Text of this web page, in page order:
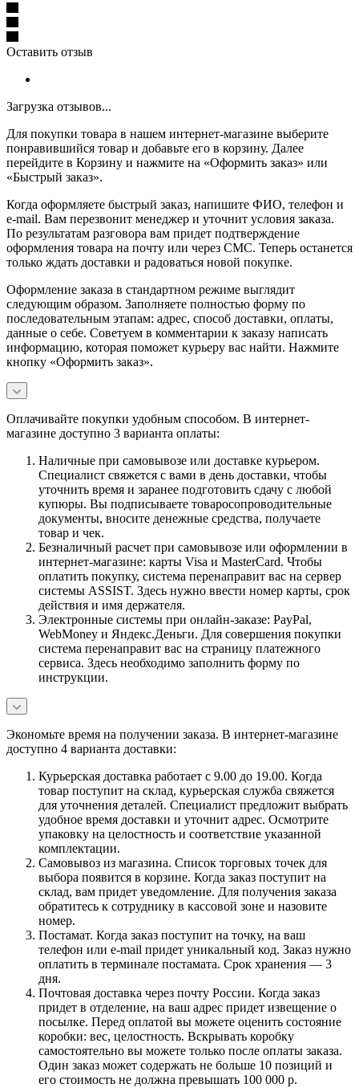
Оставить отзыв
Загрузка отзывов...
Для покупки товара в нашем интернет-магазине выберите
понравившийся товар и добавьте его в корзину. Далее
перейдите в Корзину и нажмите на «Оформить заказ» или
«Быстрый заказ».
Когда оформляете быстрый заказ, напишите ФИО, телефон и
e-mail. Вам перезвонит менеджер и уточнит условия заказа.
По результатам разговора вам придет подтверждение
оформления товара на почту или через СМС. Теперь останется
только ждать доставки и радоваться новой покупке.
Оформление заказа в стандартном режиме выглядит
следующим образом. Заполняете полностью форму по
последовательным этапам: адрес, способ доставки, оплаты,
данные о себе. Советуем в комментарии к заказу написать
информацию, которая поможет курьеру вас найти. Нажмите
кнопку «Оформить заказ».
Оплачивайте покупки удобным способом. В интернет-
магазине доступно 3 варианта оплаты:
Наличные при самовывозе или доставке курьером.
Специалист свяжется с вами в день доставки, чтобы
уточнить время и заранее подготовить сдачу с любой
купюры. Вы подписываете товаросопроводительные
документы, вносите денежные средства, получаете
товар и чек.
Безналичный расчет при самовывозе или оформлении в
интернет-магазине: карты Visa и MasterCard. Чтобы
оплатить покупку, система перенаправит вас на сервер
системы ASSIST. Здесь нужно ввести номер карты, срок
действия и имя держателя.
Электронные системы при онлайн-заказе: PayPal,
WebMoney и Яндекс.Деньги. Для совершения покупки
система перенаправит вас на страницу платежного
сервиса. Здесь необходимо заполнить форму по
инструкции.
Экономьте время на получении заказа. В интернет-магазине
доступно 4 варианта доставки:
Курьерская доставка работает с 9.00 до 19.00. Когда
товар поступит на склад, курьерская служба свяжется
для уточнения деталей. Специалист предложит выбрать
удобное время доставки и уточнит адрес. Осмотрите
упаковку на целостность и соответствие указанной
комплектации.
Самовывоз из магазина. Список торговых точек для
выбора появится в корзине. Когда заказ поступит на
склад, вам придет уведомление. Для получения заказа
обратитесь к сотруднику в кассовой зоне и назовите
номер.
Постамат. Когда заказ поступит на точку, на ваш
телефон или e-mail придет уникальный код. Заказ нужно
оплатить в терминале постамата. Срок хранения — 3
дня.
Почтовая доставка через почту России. Когда заказ
придет в отделение, на ваш адрес придет извещение о
посылке. Перед оплатой вы можете оценить состояние
коробки: вес, целостность. Вскрывать коробку
самостоятельно вы можете только после оплаты заказа.
Один заказ может содержать не больше 10 позиций и
его стоимость не должна превышать 100 000 р.